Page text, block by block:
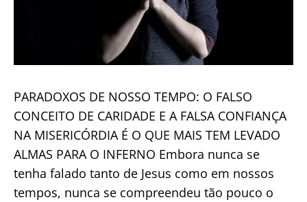
PARADOXOS DE NOSSO TEMPO: O FALSO
CONCEITO DE CARIDADE E A FALSA CONFIANÇA
NA MISERICÓRDIA É O QUE MAIS TEM LEVADO
ALMAS PARA O INFERNO Embora nunca se
tenha falado tanto de Jesus como em nossos
tempos, nunca se compreendeu tão pouco o